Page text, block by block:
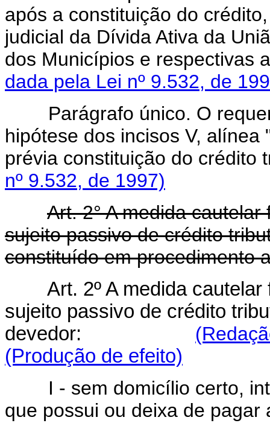
após a constituição do
judicial da Dívida Ativa da
dos Municípios e
dada pela Lei nº 9.532, de
Parágrafo único. O
hipótese dos incisos V, alínea
prévia constituição do
nº 9.532, de 1997)
Art. 2° A medida
sujeito passivo de crédito
constituído em procedimento
Art. 2º A medida
sujeito passivo de crédito
devedor:
(Produção de efeito)
I - sem domicílio certo,
que possui ou deixa de